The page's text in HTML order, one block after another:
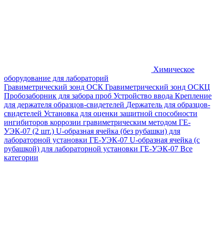
Химическое
оборудование для лабораторий
Гравиметрический зонд ОСК Гравиметрический зонд ОСКЦ
Пробозаборник для забора проб Устройство ввода Крепление
для держателя образцов-свидетелей Держатель для образцов-
свидетелей Установка для оценки защитной способности
ингибиторов коррозии гравиметрическим методом ГЕ-
УЭК-07 (2 шт.) U-образная ячейка (без рубашки) для
лабораторной установки ГЕ-УЭК-07 U-образная ячейка (с
рубашкой) для лабораторной установки ГЕ-УЭК-07 Все
категории